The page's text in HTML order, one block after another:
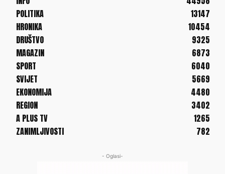
POLITIKA
13147
HRONIKA
10454
DRUŠTVO
9325
MAGAZIN
6873
SPORT
6040
SVIJET
5669
EKONOMIJA
4480
REGION
3402
A PLUS TV
1265
ZANIMLJIVOSTI
782
- Oglasi-